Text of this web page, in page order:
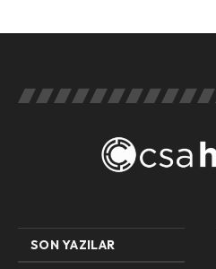
SON YAZILAR